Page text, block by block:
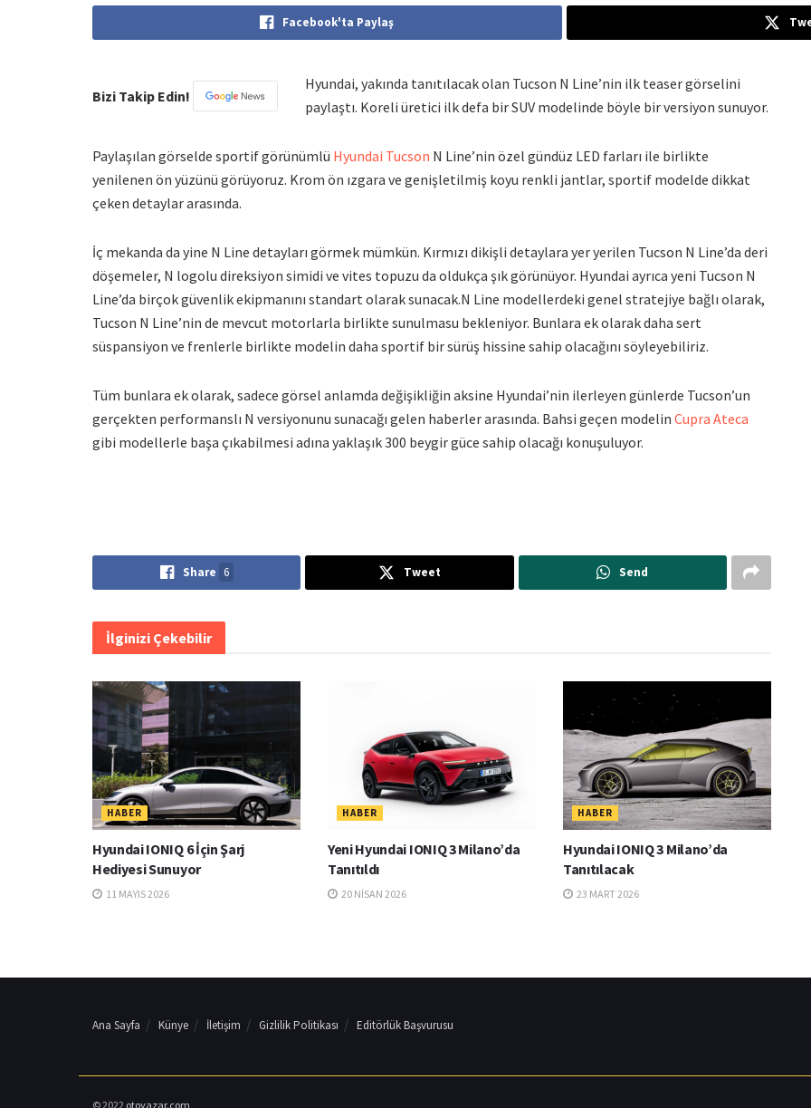
Facebook'ta Paylaş
Bizi Takip Edin!
Hyundai, yakında tanıtılacak olan Tucson N Line’nin ilk teaser görselini
paylaştı. Koreli üretici ilk defa bir SUV modelinde böyle bir versiyon sunuyor.
Paylaşılan görselde sportif görünümlü Hyundai Tucson N Line’nin özel gündüz LED farları ile birlikte
yenilenen ön yüzünü görüyoruz. Krom ön ızgara ve genişletilmiş koyu renkli jantlar, sportif modelde dikkat
çeken detaylar arasında.
İç mekanda da yine N Line detayları görmek mümkün. Kırmızı dikişli detaylara yer yerilen Tucson N Line’da deri
döşemeler, N logolu direksiyon simidi ve vites topuzu da oldukça şık görünüyor. Hyundai ayrıca yeni Tucson N
Line’da birçok güvenlik ekipmanını standart olarak sunacak.N Line modellerdeki genel stratejiye bağlı olarak,
Tucson N Line’nin de mevcut motorlarla birlikte sunulmasu bekleniyor. Bunlara ek olarak daha sert
süspansiyon ve frenlerle birlikte modelin daha sportif bir sürüş hissine sahip olacağını söyleyebiliriz.
Tüm bunlara ek olarak, sadece görsel anlamda değişikliğin aksine Hyundai’nin ilerleyen günlerde Tucson’un
gerçekten performanslı N versiyonunu sunacağı gelen haberler arasında. Bahsi geçen modelin Cupra Ateca
gibi modellerle başa çıkabilmesi adına yaklaşık 300 beygir güce sahip olacağı konuşuluyor.
Share 6 Tweet Send
İlginizi Çekebilir
HABER
Hyundai IONIQ 6 İçin Şarj
Hediyesi Sunuyor
11 MAYIS 2026
HABER
Yeni Hyundai IONIQ 3 Milano’da
Tanıtıldı
20 NISAN 2026
HABER
Hyundai IONIQ 3 Milano’da
Tanıtılacak
23 MART 2026
Ana Sayfa Künye İletişim Gizlilik Politikası Editörlük Başvurusu
© 2022 otoyazar.com